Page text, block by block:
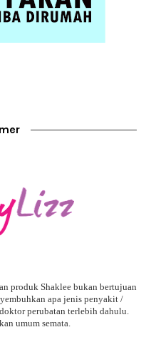
produk Shaklee bukan bertujuan
apa jenis penyakit /
perubatan terlebih dahulu.
umum semata.